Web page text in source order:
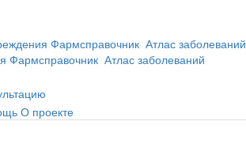
Фармсправочник Атлас заболеваний
Фармсправочник Атлас заболеваний
О проекте